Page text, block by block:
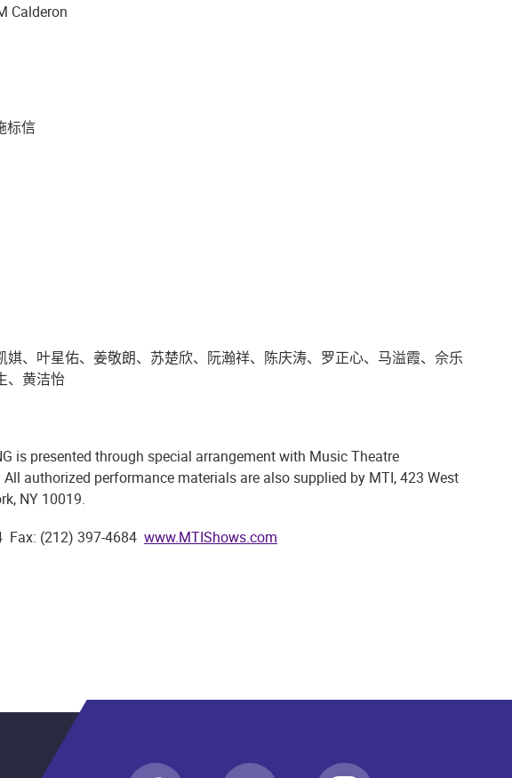
Calderon
标信
娸、叶星佑、姜敬朗、苏楚欣、阮瀚祥、陈庆涛、罗正心、马溢霞、佘乐
、黄洁怡
is presented through special arrangement with Music Theatre
authorized performance materials are also supplied by MTI, 423 West
NY 10019.
Fax: (212) 397-4684 www.MTIShows.com